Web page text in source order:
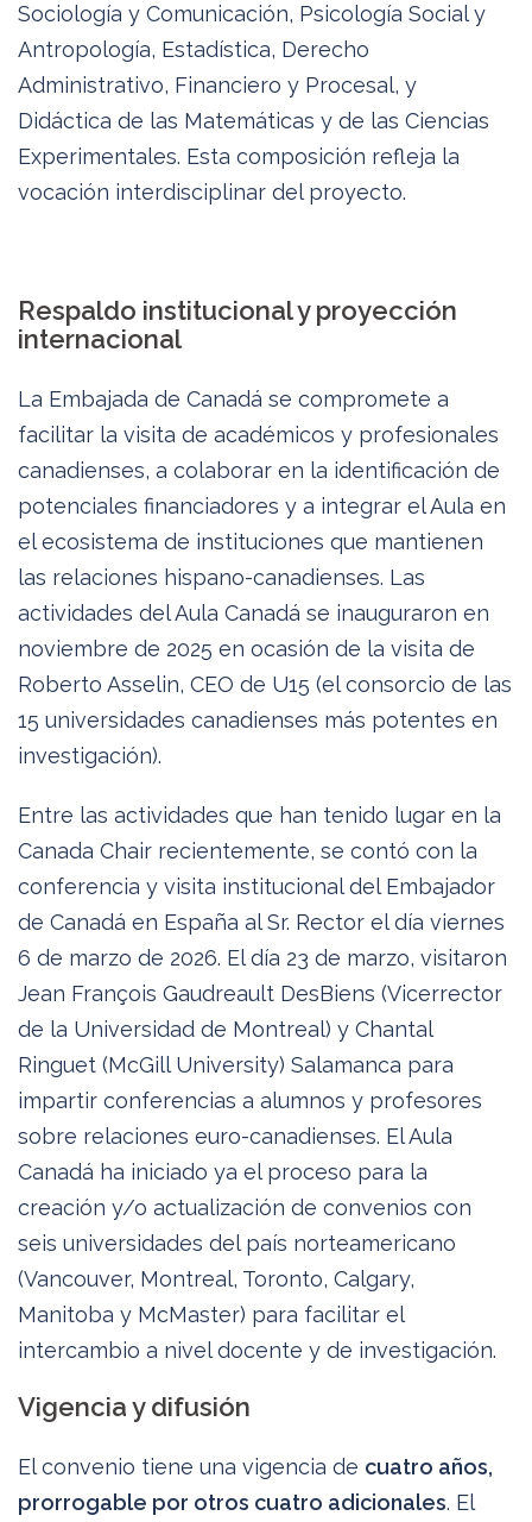
Sociología y Comunicación, Psicología Social y
Antropología, Estadística, Derecho
Administrativo, Financiero y Procesal, y
Didáctica de las Matemáticas y de las Ciencias
Experimentales. Esta composición refleja la
vocación interdisciplinar del proyecto.
Respaldo institucional y proyección
internacional
La Embajada de Canadá se compromete a
facilitar la visita de académicos y profesionales
canadienses, a colaborar en la identificación de
potenciales financiadores y a integrar el Aula en
el ecosistema de instituciones que mantienen
las relaciones hispano-canadienses. Las
actividades del Aula Canadá se inauguraron en
noviembre de 2025 en ocasión de la visita de
Roberto Asselin, CEO de U15 (el consorcio de las
15 universidades canadienses más potentes en
investigación).
Entre las actividades que han tenido lugar en la
Canada Chair recientemente, se contó con la
conferencia y visita institucional del Embajador
de Canadá en España al Sr. Rector el día viernes
6 de marzo de 2026. El día 23 de marzo, visitaron
Jean François Gaudreault DesBiens (Vicerrector
de la Universidad de Montreal) y Chantal
Ringuet (McGill University) Salamanca para
impartir conferencias a alumnos y profesores
sobre relaciones euro-canadienses. El Aula
Canadá ha iniciado ya el proceso para la
creación y/o actualización de convenios con
seis universidades del país norteamericano
(Vancouver, Montreal, Toronto, Calgary,
Manitoba y McMaster) para facilitar el
intercambio a nivel docente y de investigación.
Vigencia y difusión
El convenio tiene una vigencia de cuatro años,
prorrogable por otros cuatro adicionales. El